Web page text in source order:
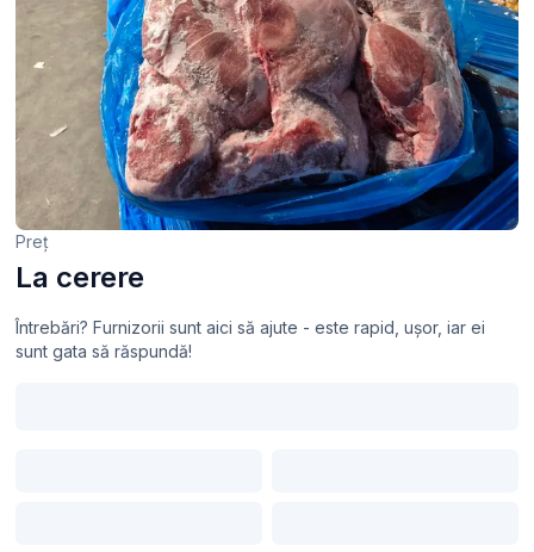
Preț
La cerere
Întrebări? Furnizorii sunt aici să ajute - este rapid, ușor, iar ei
sunt gata să răspundă!